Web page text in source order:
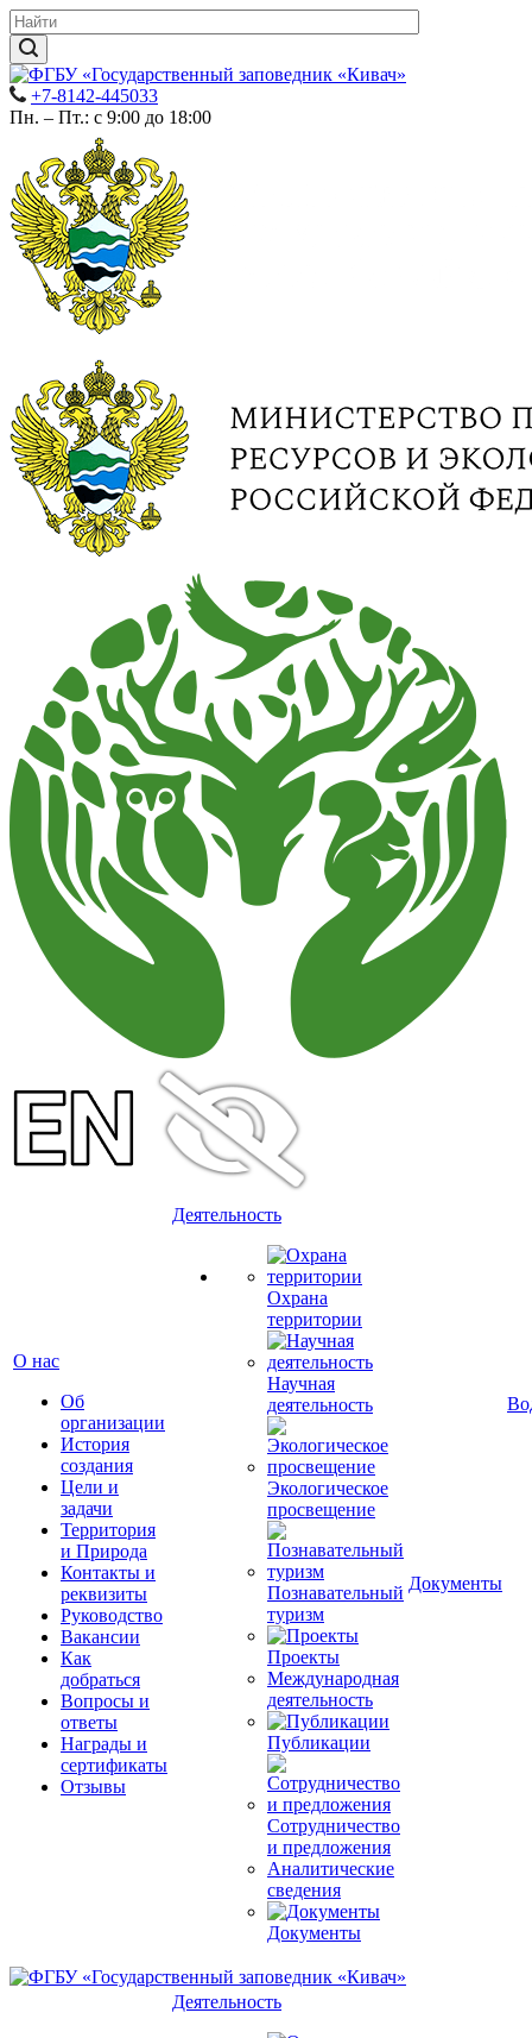
+7-8142-445033
Пн. – Пт.: с 9:00 до 18:00
О нас
Об
организации
История
создания
Цели и
задачи
Территория
и Природа
Контакты и
реквизиты
Руководство
Вакансии
Как
добраться
Вопросы и
ответы
Награды и
сертификаты
Отзывы
Деятельность
Охрана
территории
Научная
деятельность
Экологическое
просвещение
Познавательный
туризм
Проекты
Международная
деятельность
Публикации
Сотрудничество
и предложения
Аналитические
сведения
Документы
Документы
Деятельность